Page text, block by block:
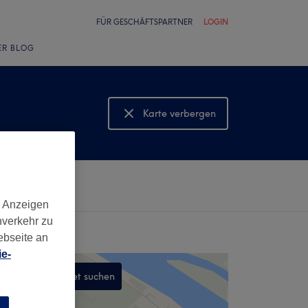
FÜR GESCHÄFTSPARTNER LOGIN
BLOG
Karte verbergen
Karte anzeigen
In diesem Gebiet suchen
zu
an